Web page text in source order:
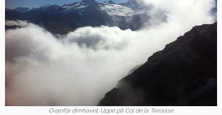
Ovanför dimhavet. Uppe på Col de la Terrasse